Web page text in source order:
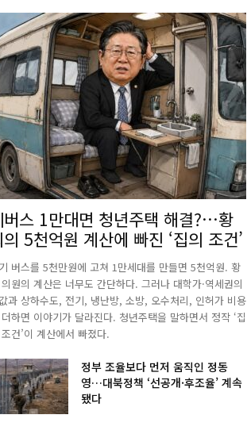
버스 1만대면 청년주택 해결?…황
5천억원 계산에 빠진 ‘집의 조건’
버스를 5천만원에 고쳐 1만세대를 만들면 5천억원. 황
원의 계산은 너무도 간단하다. 그러나 대학가·역세권의
과 상하수도, 전기, 냉난방, 소방, 오수처리, 인허가 비용
하면 이야기가 달라진다. 청년주택을 말하면서 정작 ‘집
건’이 계산에서 빠졌다.
정부 조율보다 먼저 움직인 정동
영…대북정책 ‘선공개·후조율’ 계속
됐다